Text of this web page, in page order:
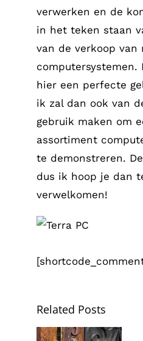
verwerken en de
in het teken staan
van de verkoop van
computersystemen.
hier een perfecte
ik zal dan ook van
gebruik maken om
assortiment
te demonstreren.
dus ik hoop je dan
verwelkomen!
Related Posts